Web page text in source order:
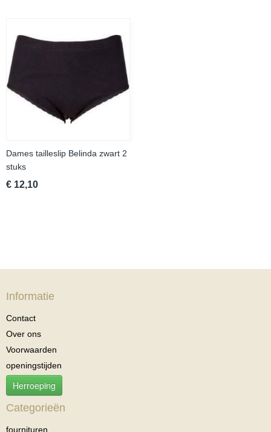
Dames tailleslip Belinda zwart 2
stuks
€ 12,10
Informatie
Contact
Over ons
Voorwaarden
openingstijden
Herroeping
Categorieën
fournituren